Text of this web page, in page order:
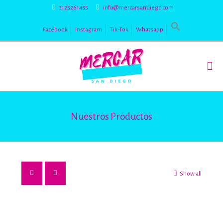
3125261435 info@mercarsandiego.com
Facebook Instagram Tik-Tok Whatsapp
Nuestros Productos
Show all